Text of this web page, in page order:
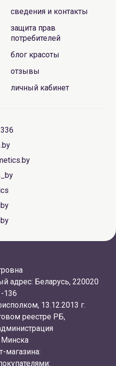
сведения и контакты
защита прав
потребителей
блог красоты
отзывы
личный кабинет
адрес: Беларусь, 220020
136
13.12.2013 г.
реестре РБ,
Минска
магазина: